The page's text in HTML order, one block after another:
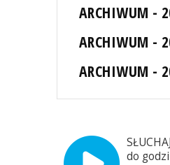
ARCHIWUM -
ARCHIWUM -
ARCHIWUM -
do